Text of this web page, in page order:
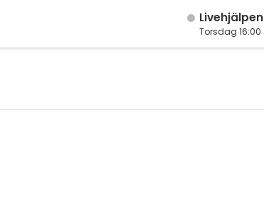
Live­hjälpen
Torsdag 16:00